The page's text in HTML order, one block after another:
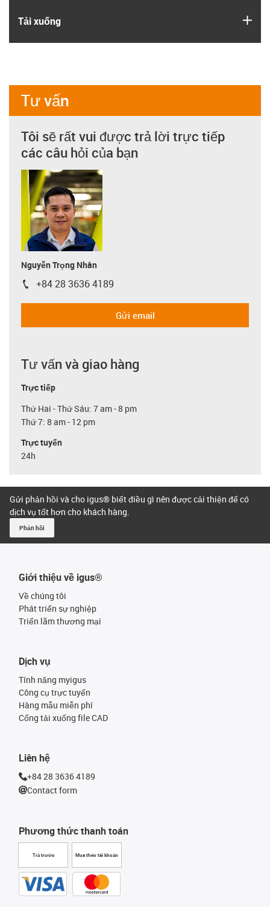
Tải xuống
Tư vấn
Tôi sẽ rất vui được trả lời trực tiếp
các câu hỏi của bạn
Nguyễn Trọng Nhân
igus-icon-phone
+84 28 3636 4189
Gửi email
Tư vấn và giao hàng
Trực tiếp
Thứ Hai - Thứ Sáu: 7 am - 8 pm
Thứ 7: 8 am - 12 pm
Trực tuyến
24h
Gửi phản hồi và cho igus® biết điều gì nên được cải thiện để có
dịch vụ tốt hơn cho khách hàng.
Phản hồi
Giới thiệu về igus®
Về chúng tôi
Phát triển sự nghiệp
Triển lãm thương mại
Phương thức thanh toán
Trả trước Mua theo tài khoản
Dịch vụ
Tính năng myigus
Công cụ trực tuyến
Hàng mẫu miễn phí
Cổng tải xuống file CAD
Liên hệ
+84 28 3636 4189
Contact form